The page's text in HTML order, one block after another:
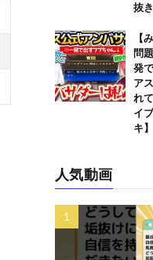
抜き
【
問
発
ア
れ
イ
キ】
人気動画